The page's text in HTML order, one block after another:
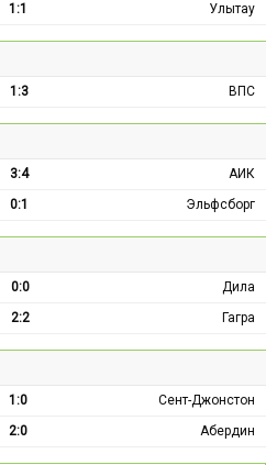
1:1 Улытау
1:3 ВПС
3:4
АИК
0:1 Эльфсборг
0:0
Дила
2:2 Гагра
1:0
Сент-Джонстон
2:0 Абердин